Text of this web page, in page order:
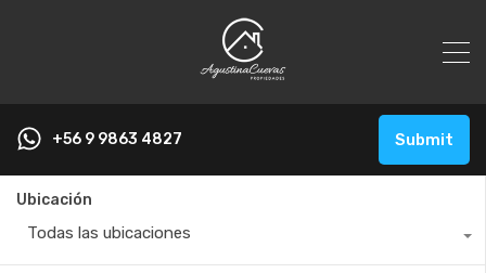
+56 9 9863 4827 Submit
Ubicación
Todas las ubicaciones